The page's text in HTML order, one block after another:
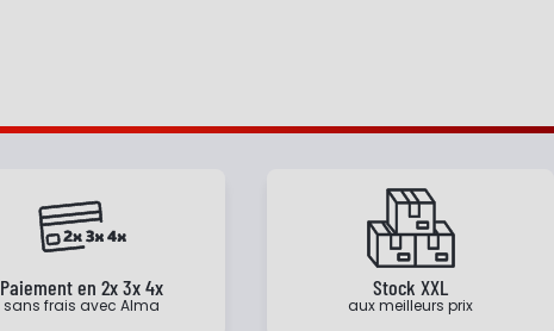
Paiement en 2x 3x 4x
sans frais avec Alma
Stock XXL
aux meilleurs prix